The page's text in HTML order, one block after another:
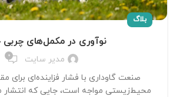
بلاگ
نوآوری در مکمل‌های چربی
مدیر سایت 0
صنعت گاوداری با فشار فزاینده‌ای برای
محیط‌زیستی مواجه است، جایی که انتشار